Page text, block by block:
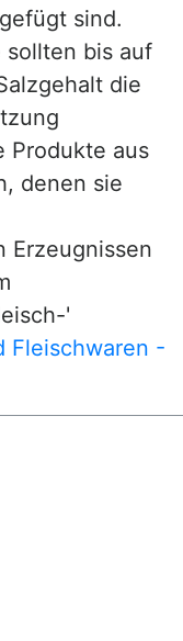
sind.
sollten bis auf
die
Produkte aus
denen sie
Erzeugnissen
'
Fleischwaren -